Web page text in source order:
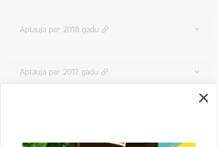
Aptauja par 2018.gadu
Aptauja par 2017.gadu